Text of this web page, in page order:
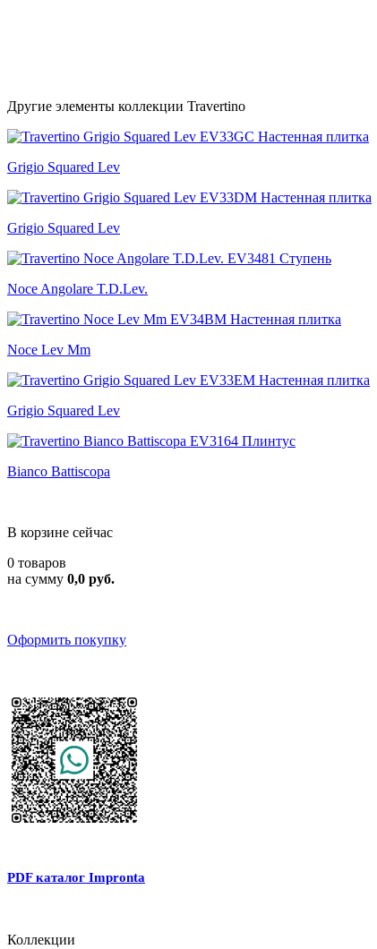
Другие элементы коллекции Travertino
Grigio Squared Lev
Grigio Squared Lev
Noce Angolare T.D.Lev.
Noce Lev Mm
Grigio Squared Lev
Bianco Battiscopa
В корзине сейчас
0 товаров
на сумму 0,0 руб.
Оформить покупку
PDF каталог Impronta
Коллекции